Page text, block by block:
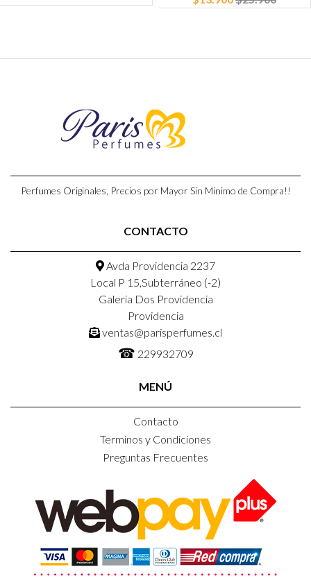
Perfumes Originales, Precios por Mayor Sin Minimo de Compra!!
CONTACTO
Avda Providencia 2237
Local P 15,Subterráneo (-2)
Galeria Dos Providencia
Providencia
ventas@parisperfumes.cl
☎ 229932709
MENÚ
Contacto
Terminos y Condiciones
Preguntas Frecuentes